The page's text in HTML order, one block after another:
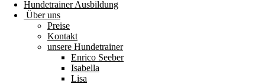
Hundetrainer Ausbildung
Über uns
Preise
Kontakt
unsere Hundetrainer
Enrico Seeber
Isabella
Lisa